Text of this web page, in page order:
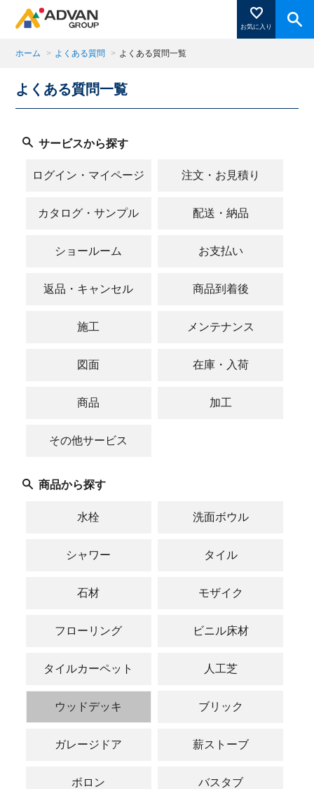
お気に入り
商品ページにある「お気に入り登録」を押すと登録した
商品がここに表示されます。
閉じる
ホーム > よくある質問 > よくある質問一覧
よくある質問一覧
サービスから探す
ログイン・マイページ 注文・お見積り
カタログ・サンプル 配送・納品
ショールーム お支払い
返品・キャンセル 商品到着後
施工 メンテナンス
図面 在庫・入荷
商品 加工
その他サービス
商品から探す
水栓 洗面ボウル
シャワー タイル
石材 モザイク
フローリング ビニル床材
タイルカーペット 人工芝
ウッドデッキ ブリック
ガレージドア 薪ストーブ
ボロン バスタブ